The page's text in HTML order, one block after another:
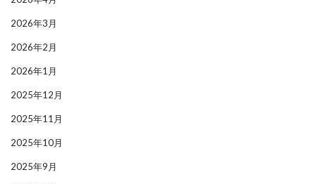
2026年3月
2026年2月
2026年1月
2025年12月
2025年11月
2025年10月
2025年9月